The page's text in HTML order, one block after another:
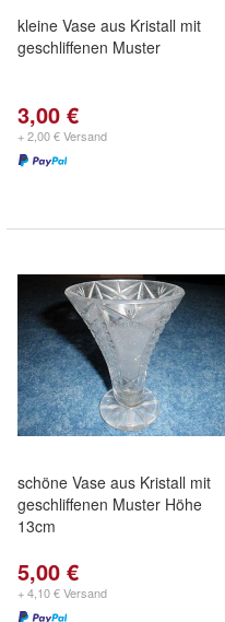
kleine Vase aus Kristall mit
geschliffenen Muster
3,00 €
+ 2,00 € Versand
schöne Vase aus Kristall mit
geschliffenen Muster Höhe
13cm
5,00 €
+ 4,10 € Versand